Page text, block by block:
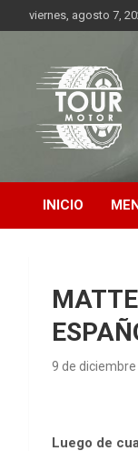
al
viernes, agosto 7,
Tour
Plataforma de
INICIO
9 de
Luego de